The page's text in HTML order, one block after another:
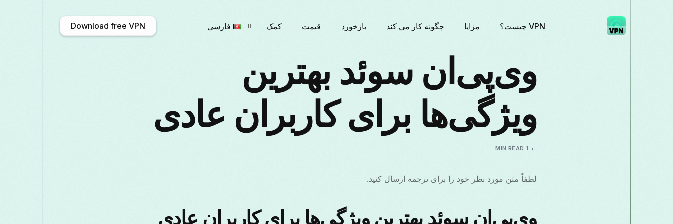
VPN چیست؟ مزایا چگونه کار می کند بازخورد قیمت کمک فارسی
Български
ဗမာစာ
Download free VPN
وی‌پی‌ان سوئد بهترین
ویژگی‌ها برای کاربران عادی
1 MIN READ
لطفاً متن مورد نظر خود را برای ترجمه ارسال کنید.
وی‌پی‌ان سوئد بهترین ویژگی‌ها برای کاربران عادی